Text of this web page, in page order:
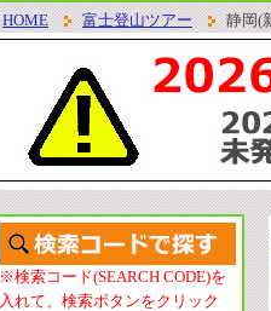
HOME 富士登山ツアー 静岡(
※検索コード(SEARCH CODE)を
入れて、検索ボタンをクリック